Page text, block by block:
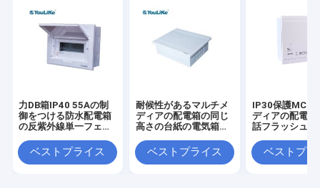
力DB箱IP40 55Aの制
御をつける防水配電箱
の反紫外線単一フェー
ベストプライス
耐候性があるマルチメ
ディアの配電箱の同じ
高さの台紙の電気箱を
ベストプライス
IP30保護MCB
ディアの配電
話フラッシュ台
ベストプラ